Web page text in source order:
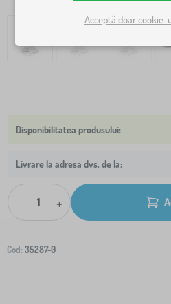
Livrare la adresa dvs. de la:
- +
Cod: 35287-0
Acceptă doar